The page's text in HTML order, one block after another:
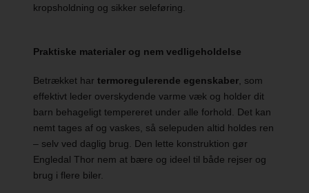
kropsholdning og sikker seleføring.
Praktiske materialer og nem vedligeholdelse
Betrækket har termoregulerende egenskaber, som
effektivt leder overskydende varme væk og holder dit
barn behageligt tempereret under alle forhold. Det kan
nemt tages af og vaskes, så selepuden altid holdes ren
– selv ved daglig brug. Den lette konstruktion gør
Engledal Thor nem at bære og ideel til både rejser og
brug i flere biler.